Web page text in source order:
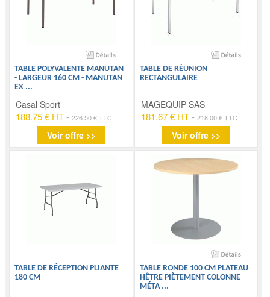
TABLE POLYVALENTE MANUTAN
- LARGEUR 160 CM - MANUTAN
EX ...
Casal Sport
188.75 € HT -226.50 € TTC
Voir offre >>
TABLE DE RÉUNION
RECTANGULAIRE
MAGEQUIP SAS
181.67 € HT- 218.00 € TTC
Voir offre >>
TABLE DE RÉCEPTION PLIANTE
180 CM
TABLE RONDE 100 CM PLATEAU
HÊTRE PIÈTEMENT COLONNE
MÉTA ...